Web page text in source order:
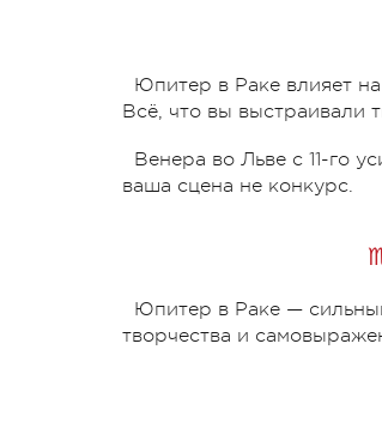
Юпитер в Раке влияет
Всё, что вы выстраивали
Венера во Льве с 11-го
ваша сцена не конкурс.
Юпитер в Раке —
творчества и